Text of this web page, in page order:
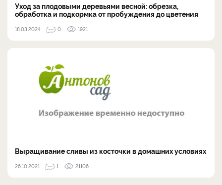
Уход за плодовыми деревьями весной: обрезка,
обработка и подкормка от пробуждения до цветения
18.03.2024 0 1921
Выращивание сливы из косточки в домашних условиях
26.10.2021 1 21106